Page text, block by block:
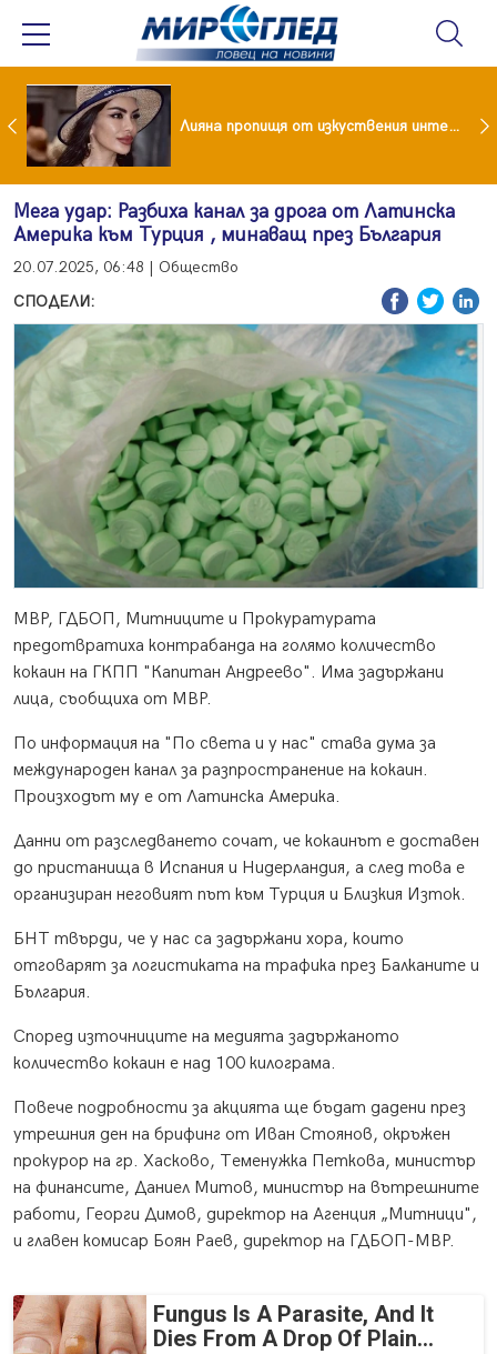
Популярен риалити герой заряза жена си заради друга Лияна пропищя от изкуствения интелект
Мега удар: Разбиха канал за дрога от Латинска
Америка към Турция , минаващ през България
20.07.2025, 06:48 | Общество
СПОДЕЛИ:
МВР, ГДБОП, Митницитe и Прокуратурата
предотвратиха контрабанда на голямо количество
кокаин на ГКПП "Капитан Андреево". Има задържани
лица, съобщиха от МВР.
По информация на "По света и у нас" става дума за
международен канал за разпространение на кокаин.
Произходът му е от Латинска Америка.
Данни от разследването сочат, че кокаинът е доставен
до пристанища в Испания и Нидерландия, а след това е
организиран неговият път към Турция и Близкия Изток.
БНТ твърди, че у нас са задържани хора, които
отговарят за логистиката на трафика през Балканите и
България.
Според източниците на медията задържаното
количество кокаин е над 100 килограма.
Повече подробности за акцията ще бъдат дадени през
утрешния ден на брифинг от Иван Стоянов, окръжен
прокурор на гр. Хасково, Теменужка Петкова, министър
на финансите, Даниел Митов, министър на вътрешните
работи, Георги Димов, директор на Агенция „Митници",
и главен комисар Боян Раев, директор на ГДБОП-МВР.
Fungus Is A Parasite, And It
Dies From A Drop Of Plain...